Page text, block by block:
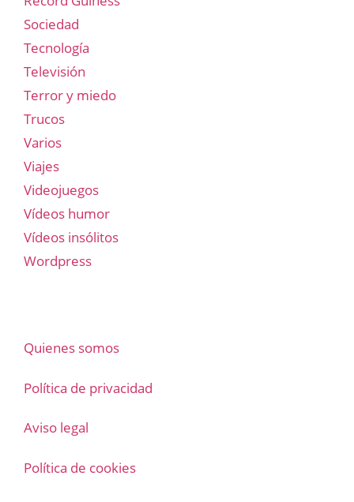
Sociedad
Tecnología
Televisión
Terror y miedo
Trucos
Varios
Viajes
Videojuegos
Vídeos humor
Vídeos insólitos
Wordpress
Quienes somos
Política de privacidad
Aviso legal
Política de cookies